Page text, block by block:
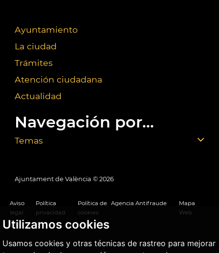
Utilizamos cookies
Usamos cookies y otras técnicas de rastreo para mejorar
Ayuntamiento
La ciudad
Trámites
Atención ciudadana
Actualidad
Navegación por...
Temas
Ajuntament de València © 2026
Aviso
legal
Política
privacidad
Política de
cookies
Agencia Antifraude
Mapa
Web